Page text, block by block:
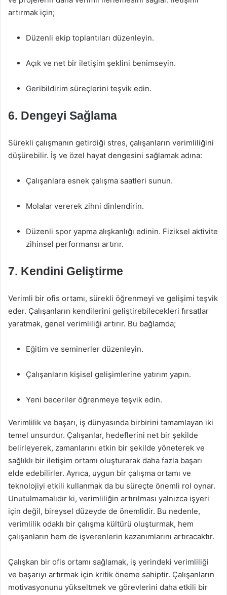
artırmak için;
Düzenli ekip toplantıları düzenleyin.
Açık ve net bir iletişim şeklini benimseyin.
Geribildirim süreçlerini teşvik edin.
6. Dengeyi Sağlama
Sürekli çalışmanın getirdiği stres, çalışanların verimliliğini
düşürebilir. İş ve özel hayat dengesini sağlamak adına:
Çalışanlara esnek çalışma saatleri sunun.
Molalar vererek zihni dinlendirin.
Düzenli spor yapma alışkanlığı edinin. Fiziksel aktivite
zihinsel performansı artırır.
7. Kendini Geliştirme
Verimli bir ofis ortamı, sürekli öğrenmeyi ve gelişimi teşvik
eder. Çalışanların kendilerini geliştirebilecekleri fırsatlar
yaratmak, genel verimliliği artırır. Bu bağlamda;
Eğitim ve seminerler düzenleyin.
Çalışanların kişisel gelişimlerine yatırım yapın.
Yeni beceriler öğrenmeye teşvik edin.
Verimlilik ve başarı, iş dünyasında birbirini tamamlayan iki
temel unsurdur. Çalışanlar, hedeflerini net bir şekilde
belirleyerek, zamanlarını etkin bir şekilde yöneterek ve
sağlıklı bir iletişim ortamı oluşturarak daha fazla başarı
elde edebilirler. Ayrıca, uygun bir çalışma ortamı ve
teknolojiyi etkili kullanmak da bu süreçte önemli rol oynar.
Unutulmamalıdır ki, verimliliğin artırılması yalnızca işyeri
için değil, bireysel düzeyde de önemlidir. Bu nedenle,
verimlilik odaklı bir çalışma kültürü oluşturmak, hem
çalışanların hem de işverenlerin kazanımlarını artıracaktır.
Çalışkan bir ofis ortamı sağlamak, iş yerindeki verimliliği
ve başarıyı artırmak için kritik öneme sahiptir. Çalışanların
motivasyonunu yükseltmek ve görevlerini daha etkili bir